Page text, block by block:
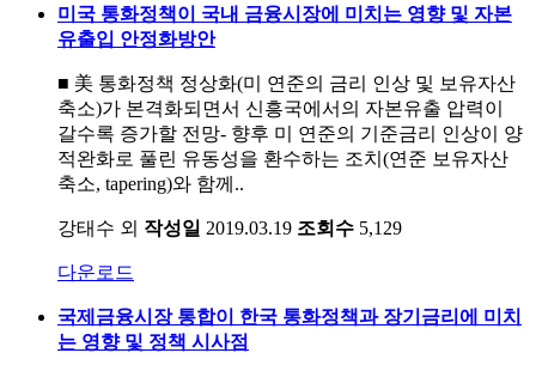
미국 통화정책이 국내 금융시장에 미치는 영향 및 자본
유출입 안정화방안
■ 美 통화정책 정상화(미 연준의 금리 인상 및 보유자산
축소)가 본격화되면서 신흥국에서의 자본유출 압력이
갈수록 증가할 전망- 향후 미 연준의 기준금리 인상이 양
적완화로 풀린 유동성을 환수하는 조치(연준 보유자산
축소, tapering)와 함께..
강태수 외 작성일 2019.03.19 조회수 5,129
다운로드
국제금융시장 통합이 한국 통화정책과 장기금리에 미치
는 영향 및 정책 시사점